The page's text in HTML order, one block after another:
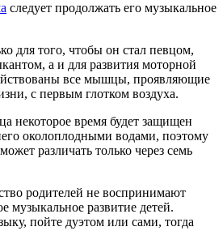
следует продолжать его музыкальное
для того, чтобы он стал певцом,
а и для развития моторной
все мышцы, проявляющие
с первым глотком воздуха.
некоторое время будет защищен
околоплодными водами, поэтому
различать только через семь
родителей не воспринимают
музыкальное развитие детей.
пойте дуэтом или сами, тогда